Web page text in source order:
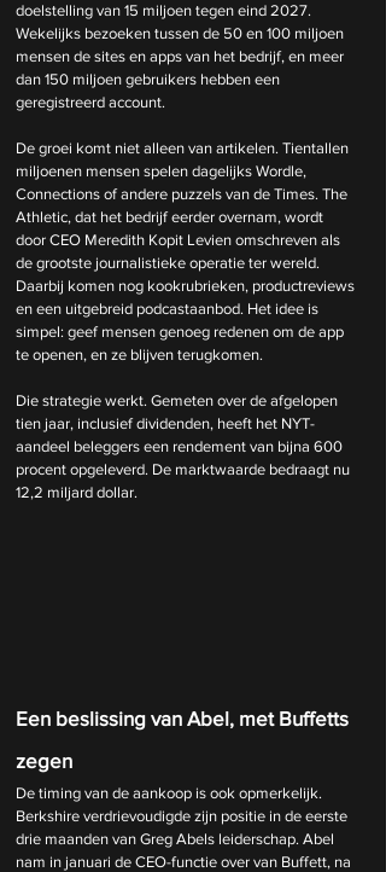
doelstelling van 15 miljoen tegen eind 2027.
Wekelijks bezoeken tussen de 50 en 100 miljoen
mensen de sites en apps van het bedrijf, en meer
dan 150 miljoen gebruikers hebben een
geregistreerd account.
De groei komt niet alleen van artikelen. Tientallen
miljoenen mensen spelen dagelijks Wordle,
Connections of andere puzzels van de Times. The
Athletic, dat het bedrijf eerder overnam, wordt
door CEO Meredith Kopit Levien omschreven als
de grootste journalistieke operatie ter wereld.
Daarbij komen nog kookrubrieken, productreviews
en een uitgebreid podcastaanbod. Het idee is
simpel: geef mensen genoeg redenen om de app
te openen, en ze blijven terugkomen.
Die strategie werkt. Gemeten over de afgelopen
tien jaar, inclusief dividenden, heeft het NYT-
aandeel beleggers een rendement van bijna 600
procent opgeleverd. De marktwaarde bedraagt nu
12,2 miljard dollar.
Een beslissing van Abel, met Buffetts
zegen
De timing van de aankoop is ook opmerkelijk.
Berkshire verdrievoudigde zijn positie in de eerste
drie maanden van Greg Abels leiderschap. Abel
nam in januari de CEO-functie over van Buffett, na